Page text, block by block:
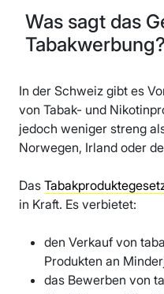
Was sagt das
Tabakwerbung?
In der Schweiz gibt es
von Tabak- und
jedoch weniger streng
Norwegen, Irland oder
Das
in Kraft. Es verbietet:
den Verkauf von
Produkten an
das Bewerben von